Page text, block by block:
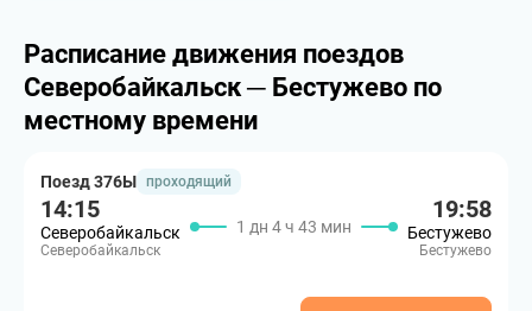
Расписание движения поездов
Северобайкальск ─ Бестужево по
местному времени
Поезд 376Ы проходящий
14:15
Северобайкальск
Северобайкальск
1 дн 4 ч 43 мин
19:58
Бестужево
Бестужево